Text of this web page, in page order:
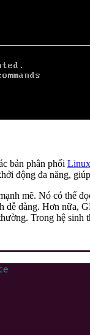
bản phân phối
động đa năng,
mẽ. Nó có thể
dàng. Hơn
Trong hệ